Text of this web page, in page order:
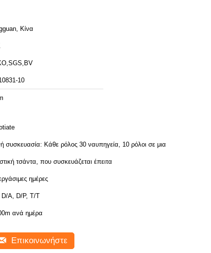
Κίνα
10
συσκευασία: Κάθε ρόλος 30 ναυπηγεία, 10 ρόλοι σε μια
τσάντα, που συσκευάζεται έπειτα
ημέρες
D/A, D/P, T/T
ανά ημέρα
Επικοινωνήστε